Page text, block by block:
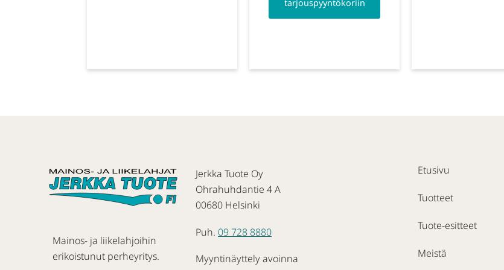
tarjouspyyntökoriin
Mainos- ja liikelahjoihin
erikoistunut perheyritys.
Jerkka Tuote Oy
Ohrahuhdantie 4 A
00680 Helsinki
Puh. 09 728 8880
Myyntinäyttely avoinna
Etusivu
Tuotteet
Tuote-esitteet
Meistä